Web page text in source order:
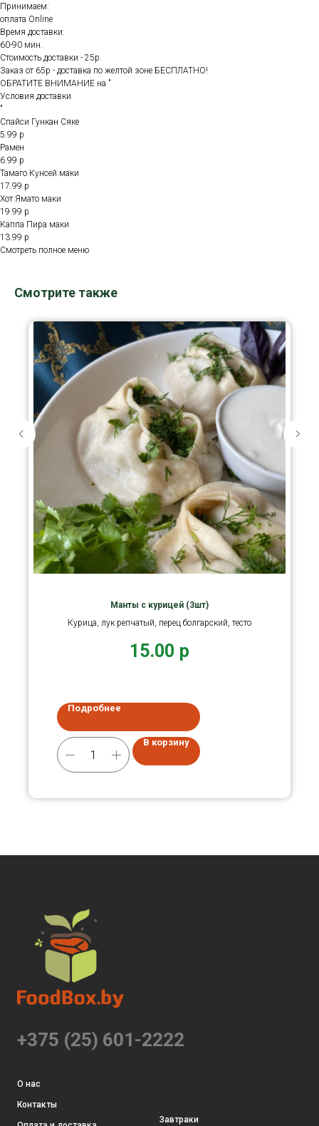
Принимаем:
оплата Online
Время доставки:
60-90 мин.
Стоимость доставки - 25р.
Заказ от 65р - доставка по желтой зоне БЕСПЛАТНО!
ОБРАТИТЕ ВНИМАНИЕ на "
Условия доставки
"
Спайси Гункан Сяке
5.99 р
Рамен
6.99 р
Тамаго Кунсей маки
17.99 р
Хот Ямато маки
19.99 р
Каппа Пира маки
13.99 р
Смотреть полное меню
Смотрите также
Манты с курицей (3шт)
Курица, лук репчатый, перец болгарский, тесто
15.00 р
Подробнее
В корзину
+375 (25) 601-2222
О нас
Контакты
Завтраки